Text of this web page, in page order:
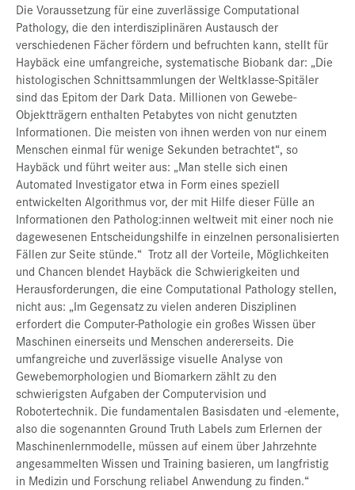
Die Voraussetzung für eine zuverlässige Computational
Pathology, die den interdisziplinären Austausch der
verschiedenen Fächer fördern und befruchten kann, stellt für
Haybäck eine umfangreiche, systematische Biobank dar: „Die
histologischen Schnittsammlungen der Weltklasse-Spitäler
sind das Epitom der Dark Data. Millionen von Gewebe-
Objektträgern enthalten Petabytes von nicht genutzten
Informationen. Die meisten von ihnen werden von nur einem
Menschen einmal für wenige Sekunden betrachtet“, so
Haybäck und führt weiter aus: „Man stelle sich einen
Automated Investigator etwa in Form eines speziell
entwickelten Algorithmus vor, der mit Hilfe dieser Fülle an
Informationen den Patholog:innen weltweit mit einer noch nie
dagewesenen Entscheidungshilfe in einzelnen personalisierten
Fällen zur Seite stünde.“ Trotz all der Vorteile, Möglichkeiten
und Chancen blendet Haybäck die Schwierigkeiten und
Herausforderungen, die eine Computational Pathology stellen,
nicht aus: „Im Gegensatz zu vielen anderen Disziplinen
erfordert die Computer-Pathologie ein großes Wissen über
Maschinen einerseits und Menschen andererseits. Die
umfangreiche und zuverlässige visuelle Analyse von
Gewebemorphologien und Biomarkern zählt zu den
schwierigsten Aufgaben der Computervision und
Robotertechnik. Die fundamentalen Basisdaten und -elemente,
also die sogenannten Ground Truth Labels zum Erlernen der
Maschinenlernmodelle, müssen auf einem über Jahrzehnte
angesammelten Wissen und Training basieren, um langfristig
in Medizin und Forschung reliabel Anwendung zu finden.“